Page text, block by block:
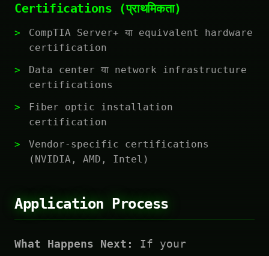
Certifications (प्राथमिकता)
CompTIA Server+ या equivalent hardware
certification
Data center या network infrastructure
certifications
Fiber optic installation
certification
Vendor-specific certifications
(NVIDIA, AMD, Intel)
Application Process
What Happens Next:
If your